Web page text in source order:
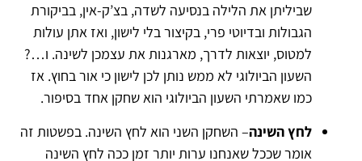
שביליתן את הלילה בנסיעה לשדה, בצ’ק-אין, בביקורת
הגבולות ובדיוטי פרי, בקיצור בלי לישון, ואז אתן עולות
למטוס, יוצאות לדרך, מארגנות את עצמכן לשינה. ו…?
השעון הביולוגי לא ממש נותן לכן לישון כי אור בחוץ. אז
כמו שאמרתי השעון הביולוגי הוא שחקן אחד בסיפור.
לחץ השינה– השחקן השני הוא לחץ השינה. בפשטות זה
אומר שככל שאנחנו ערות יותר זמן ככה לחץ השינה